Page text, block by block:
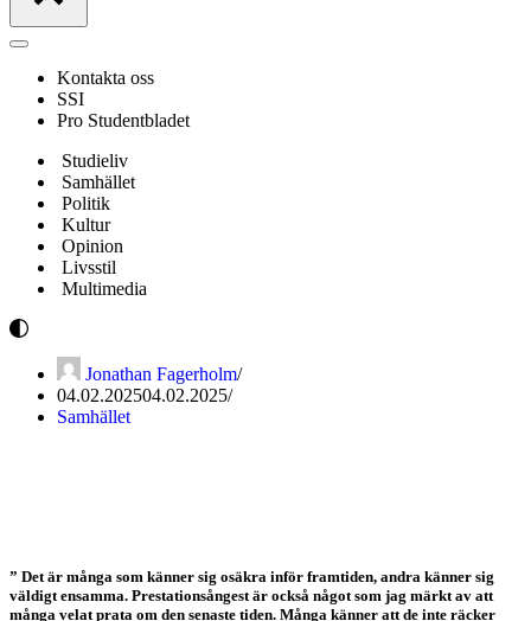
Navigeringsmeny
Kontakta oss
SSI
Pro Studentbladet
Studieliv
Samhället
Politik
Kultur
Opinion
Livsstil
Multimedia
Jonathan Fagerholm
04.02.202504.02.2025
Samhället
” Det är många som känner sig osäkra inför framtiden, andra känner sig
väldigt ensamma. Prestationsångest är också något som jag märkt av att
många velat prata om den senaste tiden. Många känner att de inte räcker